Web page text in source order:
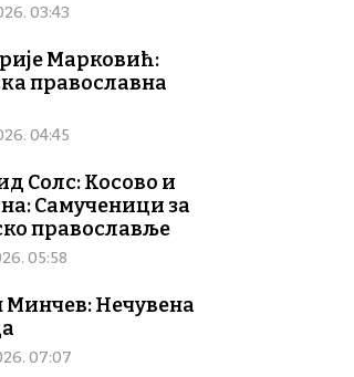
03:43
Марковић:
православна
04:45
Солс: Косово и
Самученици за
православље
05:58
Минчев: Нечувена
07:07